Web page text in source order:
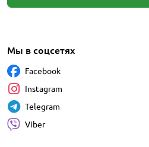
Мы в соцсетях
Facebook
Instagram
Telegram
Viber